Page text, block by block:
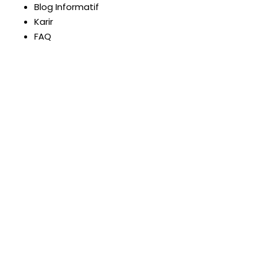
Blog Informatif
Karir
FAQ